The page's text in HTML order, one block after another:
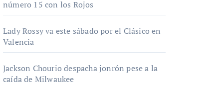
número 15 con los Rojos
Lady Rossy va este sábado por el Clásico en
Valencia
Jackson Chourio despacha jonrón pese a la
caída de Milwaukee